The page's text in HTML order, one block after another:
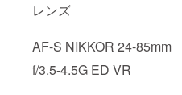
レンズ
AF-S NIKKOR 24-85mm
f/3.5-4.5G ED VR